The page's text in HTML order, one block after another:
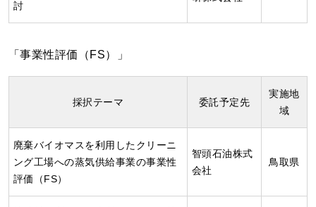
討
「事業性評価（FS）」
採択テーマ 委託予定先
実施地
域
廃棄バイオマスを利用したクリーニ
ング工場への蒸気供給事業の事業性
評価（FS）
智頭石油株式
会社
鳥取県